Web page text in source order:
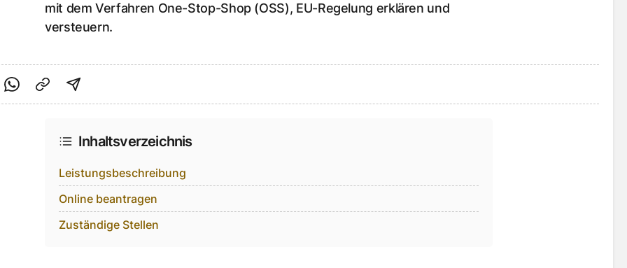
mit dem Verfahren One-Stop-Shop (OSS), EU-Regelung erklären und
versteuern.
teilen
Twitter teilen
Per Link teilen
shareViaEmail
Inhaltsverzeichnis
Leistungsbeschreibung
Online beantragen
Zuständige Stellen